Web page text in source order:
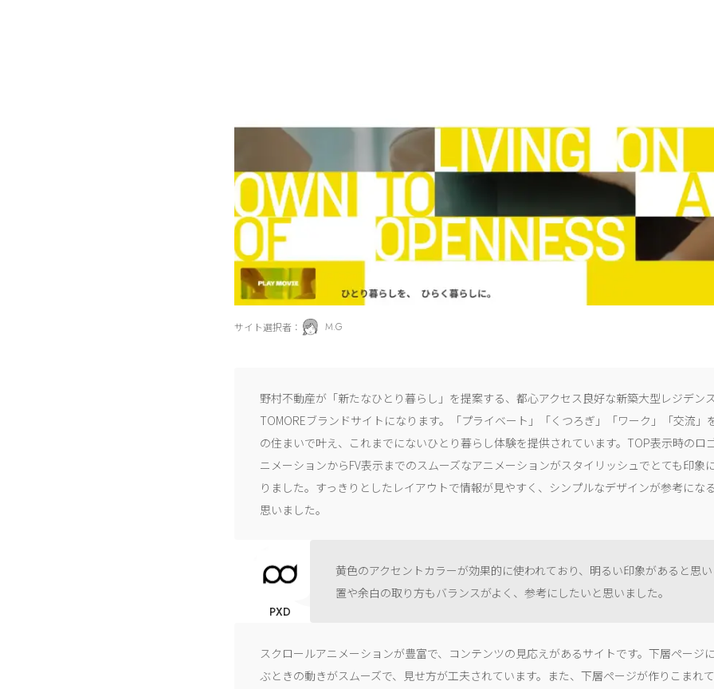
サイト選択者： M.G
野村不動産が「新たなひとり暮らし」を提案する、都心アクセス良好な新築大型レジデン
TOMOREブランドサイトになります。「プライベート」「くつろぎ」「ワーク」「交流」
の住まいで叶え、これまでにないひとり暮らし体験を提供されています。TOP表示時のロ
ニメーションからFV表示までのスムーズなアニメーションがスタイリッシュでとても印象
りました。すっきりとしたレイアウトで情報が見やすく、シンプルなデザインが参考にな
思いました。
黄色のアクセントカラーが効果的に使われており、明るい印象があると思
置や余白の取り方もバランスがよく、参考にしたいと思いました。
PXD
スクロールアニメーションが豊富で、コンテンツの見応えがあるサイトです。下層ページ
ぶときの動きがスムーズで、見せ方が工夫されています。また、下層ページが作りこまれ